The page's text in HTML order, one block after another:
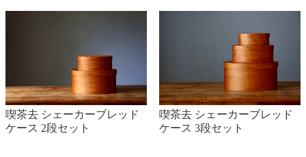
喫茶去 シェーカーブレッド
ケース 2段セット
喫茶去 シェーカーブレッド
ケース 3段セット